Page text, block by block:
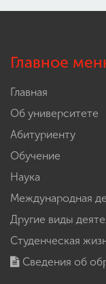
Главное
Главная
Об университете
Абитуриенту
Обучение
Наука
Международная
Другие виды
Студенческая
Сведения об